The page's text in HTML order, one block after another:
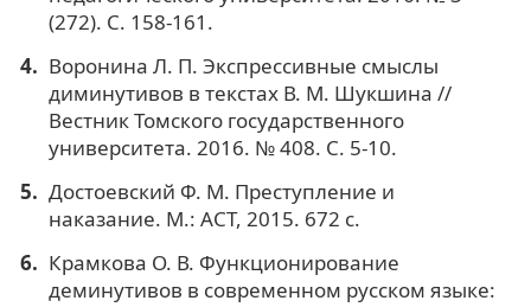
(272). С. 158-161.
Воронина Л. П. Экспрессивные смыслы
диминутивов в текстах В. М. Шукшина //
Вестник Томского государственного
университета. 2016. № 408. С. 5-10.
Достоевский Ф. М. Преступление и
наказание. М.: АСТ, 2015. 672 с.
Крамкова О. В. Функционирование
деминутивов в современном русском языке: